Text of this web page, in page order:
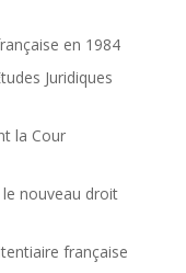
en 1984
Juridiques
la Cour
le nouveau droit
française